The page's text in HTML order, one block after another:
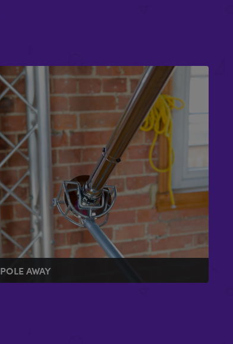
POLE AWAY